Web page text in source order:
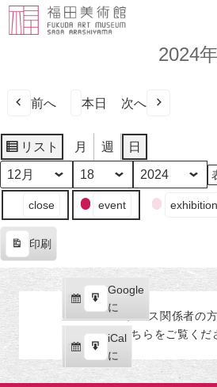
2024
前へ 本日 次へ
リスト
表
示
月 週 日
月
日
年
ン
の
カ
テ
ゴ
close event exhibition
印刷
示
Google
で
購
読
iCal
で
購
読
Google
に
エ
ク
ス
ポ
iCal
に
エ
ク
プレス関係者の方
こちらをご覧くだ